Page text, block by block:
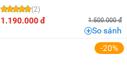
(2)
1.190.000 đ 1.500.000 đ
So sánh
-20%